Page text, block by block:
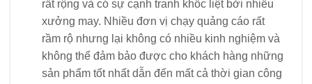
rất rộng và có sự cạnh tranh khốc liệt bởi nhiều
xưởng may. Nhiều đơn vị chạy quảng cáo rất
rầm rộ nhưng lại không có nhiều kinh nghiệm và
không thể đảm bảo được cho khách hàng những
sản phẩm tốt nhất dẫn đến mất cả thời gian công